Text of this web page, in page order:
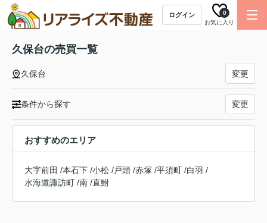
ログイン
お気に入り
0
久保台の売買一覧
久保台 変更
条件から探す 変更
おすすめのエリア
大字前田 /本石下 /小松 /戸頭 /赤塚 /平須町 /白羽 /
水海道諏訪町 /南 /直鮒